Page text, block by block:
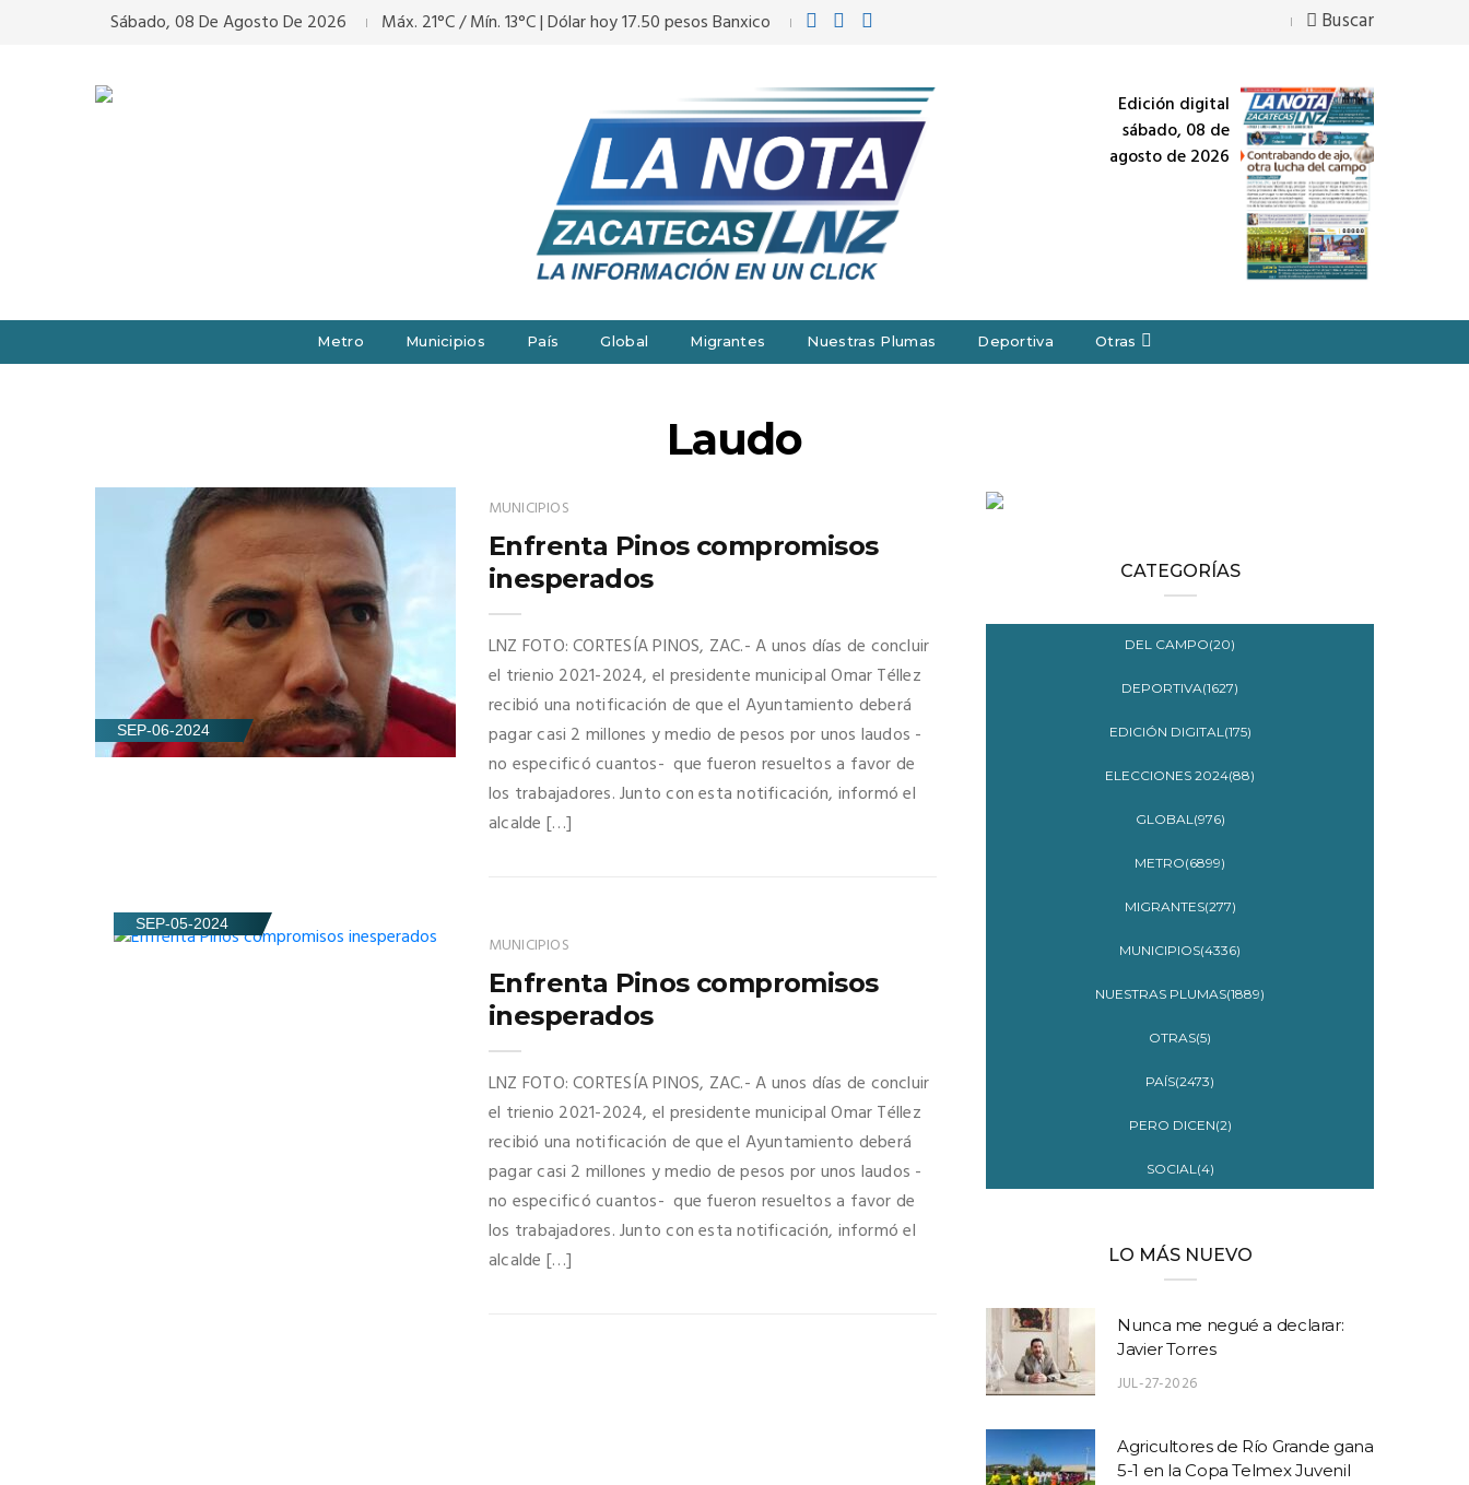
Sábado, 08 De Agosto De 2026 Máx. 21°C / Mín. 13°C | Dólar hoy 17.50 pesos Banxico Buscar
Edición digital
sábado, 08 de
agosto de 2026
Metro Municipios País Global Migrantes Nuestras Plumas Deportiva Otras
Laudo
SEP-06-2024
MUNICIPIOS
Enfrenta Pinos compromisos
inesperados
LNZ FOTO: CORTESÍA PINOS, ZAC.- A unos días de concluir
el trienio 2021-2024, el presidente municipal Omar Téllez
recibió una notificación de que el Ayuntamiento deberá
pagar casi 2 millones y medio de pesos por unos laudos -
no especificó cuantos- que fueron resueltos a favor de
los trabajadores. Junto con esta notificación, informó el
alcalde […]
SEP-05-2024
MUNICIPIOS
Enfrenta Pinos compromisos
inesperados
LNZ FOTO: CORTESÍA PINOS, ZAC.- A unos días de concluir
el trienio 2021-2024, el presidente municipal Omar Téllez
recibió una notificación de que el Ayuntamiento deberá
pagar casi 2 millones y medio de pesos por unos laudos -
no especificó cuantos- que fueron resueltos a favor de
los trabajadores. Junto con esta notificación, informó el
alcalde […]
CATEGORÍAS
DEL CAMPO(20)
DEPORTIVA(1627)
EDICIÓN DIGITAL(175)
ELECCIONES 2024(88)
GLOBAL(976)
METRO(6899)
MIGRANTES(277)
MUNICIPIOS(4336)
NUESTRAS PLUMAS(1889)
OTRAS(5)
PAÍS(2473)
PERO DICEN(2)
SOCIAL(4)
LO MÁS NUEVO
Nunca me negué a declarar:
Javier Torres
JUL-27-2026
Agricultores de Río Grande gana
5-1 en la Copa Telmex Juvenil